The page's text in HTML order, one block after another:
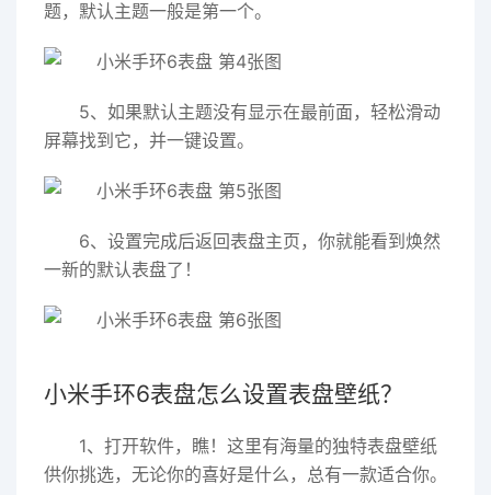
题，默认主题一般是第一个。
5、如果默认主题没有显示在最前面，轻松滑动
屏幕找到它，并一键设置。
6、设置完成后返回表盘主页，你就能看到焕然
一新的默认表盘了！
小米手环6表盘怎么设置表盘壁纸？
1、打开软件，瞧！这里有海量的独特表盘壁纸
供你挑选，无论你的喜好是什么，总有一款适合你。